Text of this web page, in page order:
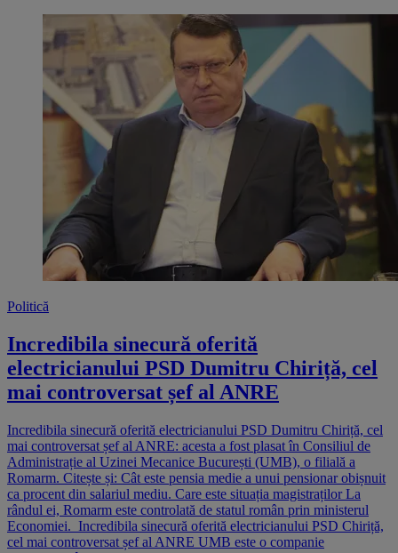
Politică
Incredibila sinecură oferită
electricianului PSD Dumitru Chiriță, cel
mai controversat șef al ANRE
Incredibila sinecură oferită electricianului PSD Dumitru Chiriță, cel
mai controversat șef al ANRE: acesta a fost plasat în Consiliul de
Administrație al Uzinei Mecanice București (UMB), o filială a
Romarm. Citește și: Cât este pensia medie a unui pensionar obișnuit
ca procent din salariul mediu. Care este situația magistraților La
rândul ei, Romarm este controlată de statul român prin ministerul
Economiei. Incredibila sinecură oferită electricianului PSD Chiriță,
cel mai controversat șef al ANRE UMB este o companie